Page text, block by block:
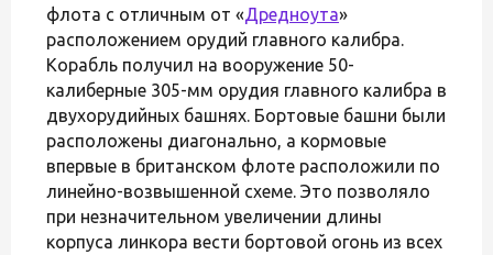
флота с отличным от «Дредноута»
расположением орудий главного калибра.
Корабль получил на вооружение 50-
калиберные 305-мм орудия главного калибра в
двухорудийных башнях. Бортовые башни были
расположены диагонально, а кормовые
впервые в британском флоте расположили по
линейно-возвышенной схеме. Это позволяло
при незначительном увеличении длины
корпуса линкора вести бортовой огонь из всех